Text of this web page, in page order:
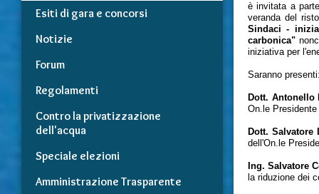
Esiti di gara e concorsi
Notizie
Forum
Regolamenti
Contro la privatizzazione
dell'acqua
Speciale elezioni
Amministrazione Trasparente
è invitata a
veranda del
Sindaci -
carbonica"
iniziativa per
Saranno
Dott.
On.le
Dott.
dell'On.le
Ing. Salvatore
la riduzione dei